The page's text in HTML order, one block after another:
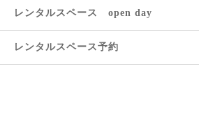
レンタルスペース open day
レンタルスペース予約